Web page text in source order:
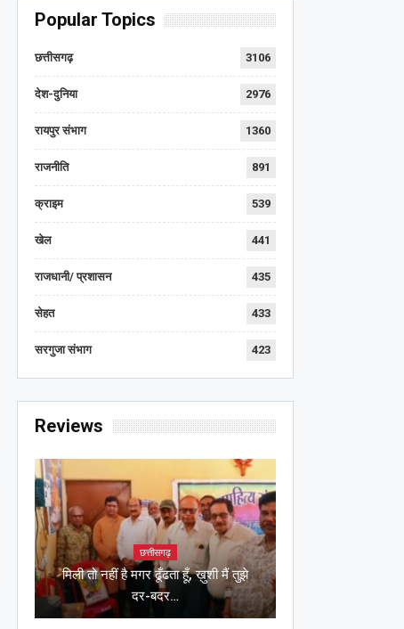
Popular Topics
छत्तीसगढ़ 3106
देश-दुनिया 2976
रायपुर संभाग 1360
राजनीति 891
क्राइम 539
खेल 441
राजधानी/ प्रशासन 435
सेहत 433
सरगुजा संभाग 423
Reviews
छत्तीसगढ़
मिली तो नहीं है मगर ढूँढता हूँ, ख़ुशी मैं तुझे
दर-बदर…